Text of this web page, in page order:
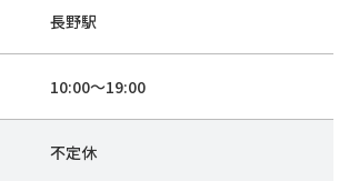
長野駅
10:00〜19:00
不定休